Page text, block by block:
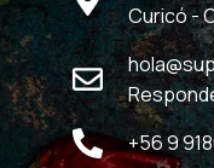
Curicó -
+56 9